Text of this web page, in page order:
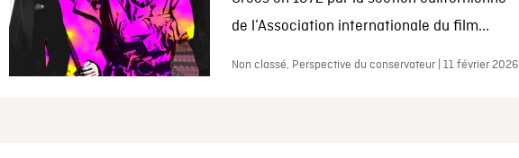
de l’Association internationale du film...
Non classé, Perspective du conservateur | 11 février 2026